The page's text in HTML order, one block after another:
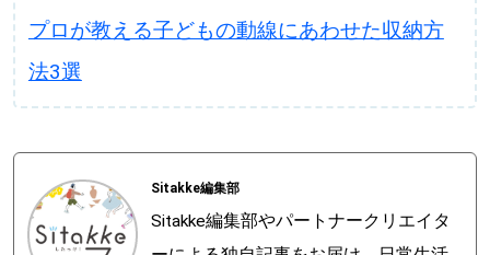
プロが教える子どもの動線にあわせた収納方
法3選
Sitakke編集部
Sitakke編集部やパートナークリエイタ